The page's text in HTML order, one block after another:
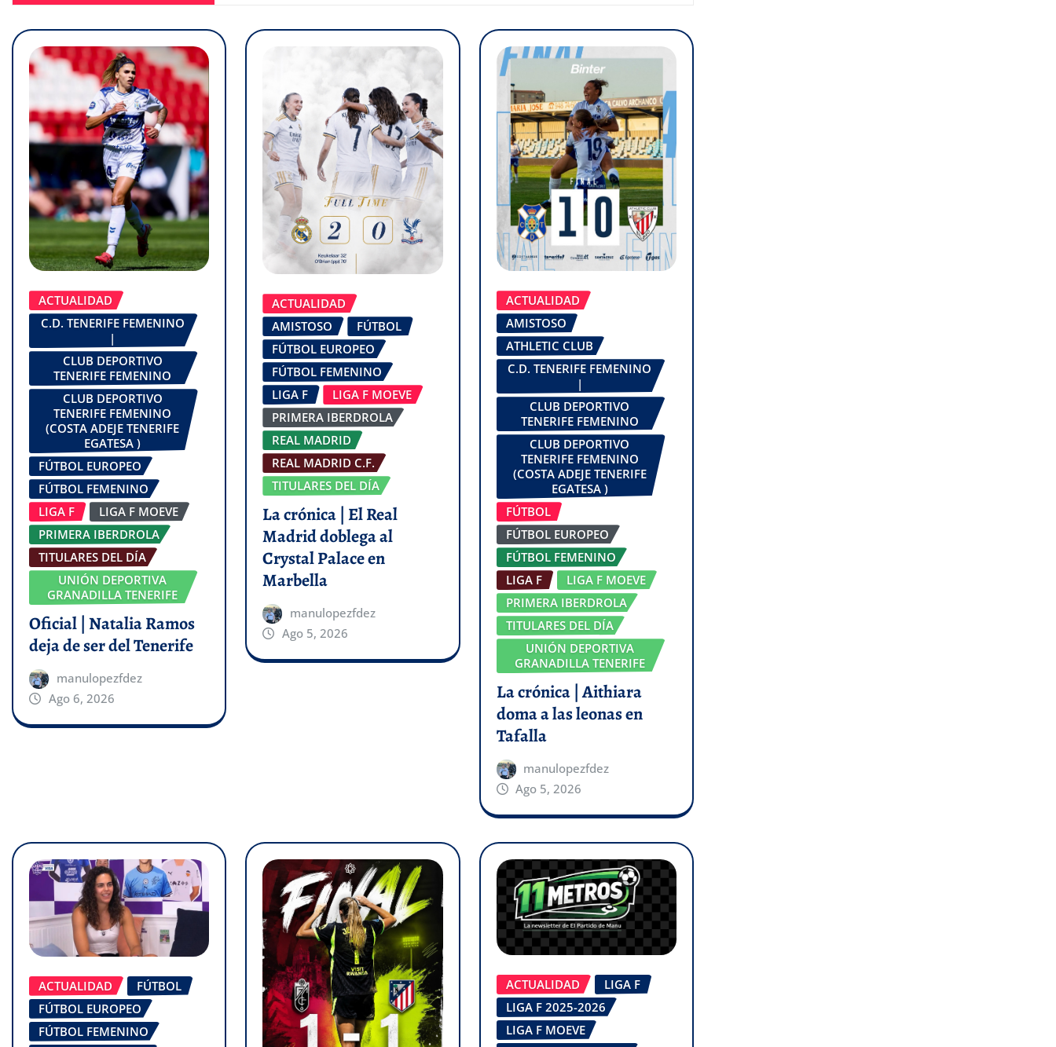
ACTUALIDAD
C.D. TENERIFE FEMENINO
|
CLUB DEPORTIVO
TENERIFE FEMENINO
CLUB DEPORTIVO
TENERIFE FEMENINO
(COSTA ADEJE TENERIFE
EGATESA )
FÚTBOL EUROPEO
FÚTBOL FEMENINO
LIGA F
LIGA F MOEVE
PRIMERA IBERDROLA
TITULARES DEL DÍA
UNIÓN DEPORTIVA
GRANADILLA TENERIFE
Oficial | Natalia Ramos
deja de ser del Tenerife
manulopezfdez
Ago 6, 2026
ACTUALIDAD
AMISTOSO
FÚTBOL
FÚTBOL EUROPEO
FÚTBOL FEMENINO
LIGA F
LIGA F MOEVE
PRIMERA IBERDROLA
REAL MADRID
REAL MADRID C.F.
TITULARES DEL DÍA
La crónica | El Real
Madrid doblega al
Crystal Palace en
Marbella
manulopezfdez
Ago 5, 2026
ACTUALIDAD
AMISTOSO
ATHLETIC CLUB
C.D. TENERIFE FEMENINO
|
CLUB DEPORTIVO
TENERIFE FEMENINO
CLUB DEPORTIVO
TENERIFE FEMENINO
(COSTA ADEJE TENERIFE
EGATESA )
FÚTBOL
FÚTBOL EUROPEO
FÚTBOL FEMENINO
LIGA F
LIGA F MOEVE
PRIMERA IBERDROLA
TITULARES DEL DÍA
UNIÓN DEPORTIVA
GRANADILLA TENERIFE
La crónica | Aithiara
doma a las leonas en
Tafalla
manulopezfdez
Ago 5, 2026
ACTUALIDAD
FÚTBOL
FÚTBOL EUROPEO
FÚTBOL FEMENINO
ACTUALIDAD
LIGA F
LIGA F 2025-2026
LIGA F MOEVE